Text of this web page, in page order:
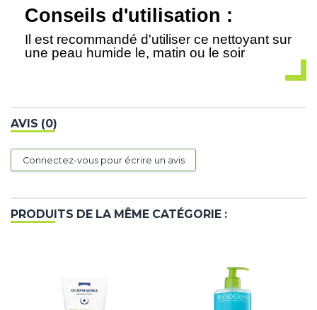
Conseils d'utilisation :
Il est recommandé d'utiliser ce nettoyant sur
une peau humide le, matin ou le soir
AVIS (0)
Connectez-vous pour écrire un avis
PRODUITS DE LA MÊME CATÉGORIE :